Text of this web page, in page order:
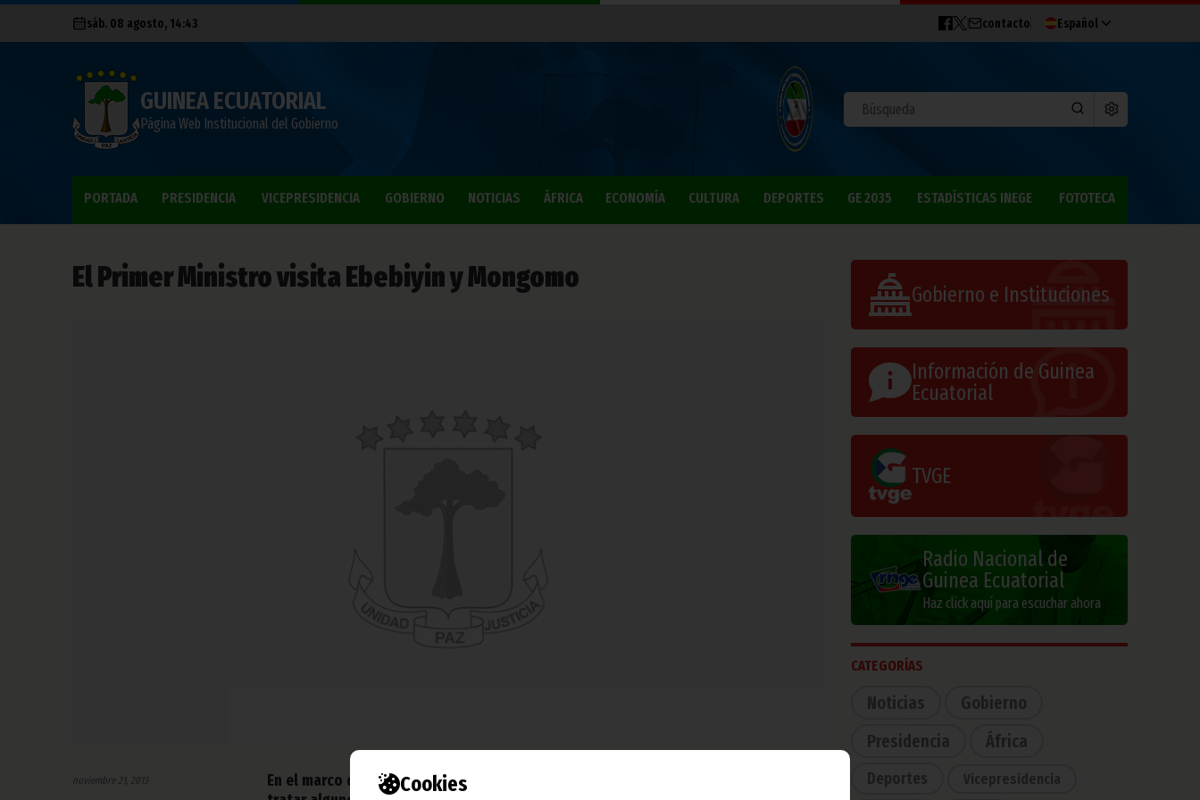
Cookies
sáb. 08 agosto, 14:43 contacto Español
GUINEA ECUATORIAL
Página Web Institucional del Gobierno
PORTADA PRESIDENCIA VICEPRESIDENCIA GOBIERNO NOTICIAS ÁFRICA ECONOMÍA CULTURA DEPORTES GE 2035 ESTADÍSTICAS INEGE FOTOTECA
El Primer Ministro visita Ebebiyin y Mongomo
noviembre 21, 2013
En el marco de su gira nacional, para entrevistarse con las autoridades regionales y
Gobierno e Instituciones
Información de Guinea
Ecuatorial
TVGE
Radio Nacional de
Guinea Ecuatorial
Haz click aquí para escuchar ahora
CATEGORÍAS
Noticias
Gobierno
Presidencia
África
Deportes Vicepresidencia